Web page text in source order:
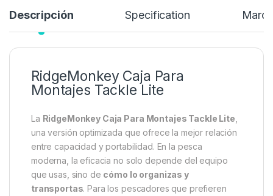
Descripción Specification Marca
RidgeMonkey Caja Para
Montajes Tackle Lite
La RidgeMonkey Caja Para Montajes Tackle Lite
una versión optimizada que ofrece la mejor relación
entre capacidad y portabilidad. En la pesca
moderna, la eficacia no solo depende del equipo
que usas, sino de cómo lo organizas y
transportas. Para los pescadores que prefieren